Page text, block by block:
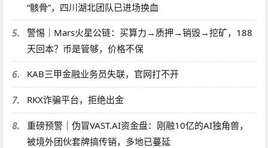
“骸骨”，四川湖北团队已进场换血
5.
警惕｜Mars火星公链：买算力→质押→销毁→挖矿，188
天回本？币是管够，价格不保
6. KAB三甲金融业务员失联，官网打不开
7. RKX诈骗平台，拒绝出金
8.
重磅预警｜伪冒VAST.AI资金盘：刚融10亿的AI独角兽，
被境外团伙套牌搞传销，多地已蔓延